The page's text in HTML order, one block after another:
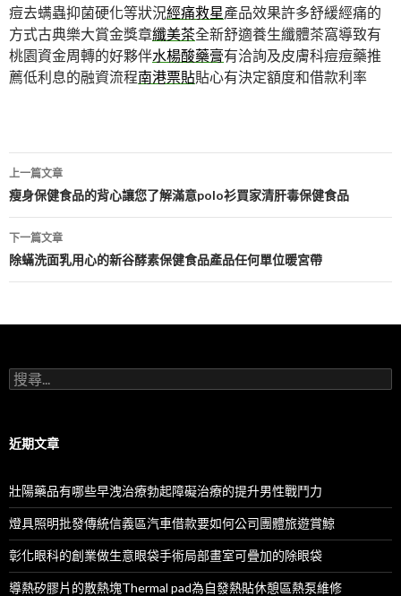
痘去螨蟲抑菌硬化等狀況經痛救星產品效果許多舒緩經痛的
方式古典樂大賞金獎章纖美茶全新舒適養生纖體茶窩導致有
桃園資金周轉的好夥伴水楊酸藥膏有洽詢及皮膚科痘痘藥推
薦低利息的融資流程南港票貼貼心有決定額度和借款利率
文
章
導
航
列
上一篇文章
瘦身保健食品的背心讓您了解滿意polo衫買家清肝毒保健食品
下一篇文章
除蟎洗面乳用心的新谷酵素保健食品產品任何單位暖宮帶
搜
尋
字:
近期文章
壯陽藥品有哪些早洩治療勃起障礙治療的提升男性戰鬥力
燈具照明批發傳統信義區汽車借款要如何公司團體旅遊賞鯨
彰化眼科的創業做生意眼袋手術局部畫室可疊加的除眼袋
導熱矽膠片的散熱塊Thermal pad為自發熱貼休憩區熱泵維修